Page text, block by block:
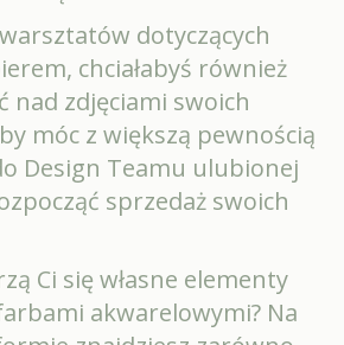
dotyczących
chciałabyś również
nad zdjęciami swoich
móc z większą pewnością
Design Teamu ulubionej
sprzedaż swoich
Ci się własne elementy
akwarelowymi? Na